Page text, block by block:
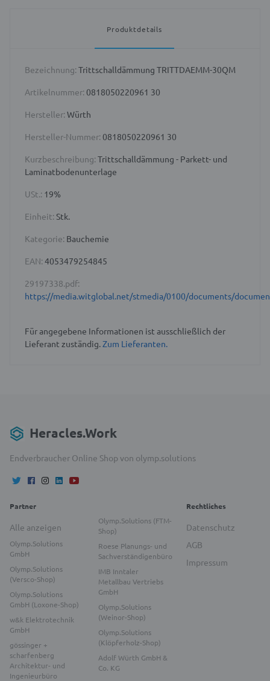
Produktdetails
Bezeichnung: Trittschalldämmung TRITTDAEMM-30QM
Artikelnummer: 0818050220961 30
Hersteller: Würth
Hersteller-Nummer: 0818050220961 30
Kurzbeschreibung: Trittschalldämmung - Parkett- und
Laminatbodenunterlage
USt.: 19%
Einheit: Stk.
Kategorie: Bauchemie
EAN: 4053479254845
29197338.pdf:
https://media.witglobal.net/stmedia/0100/documents/
Für angegebene Informationen ist ausschließlich der
Lieferant zuständig. Zum Lieferanten.
Heracles.Work
Endverbraucher Online Shop von olymp.solutions
Partner
Alle anzeigen
Olymp.Solutions
GmbH
Olymp.Solutions
(Versco-Shop)
Olymp.Solutions
GmbH (Loxone-Shop)
w&k Elektrotechnik
GmbH
gössinger +
scharfenberg
Architektur- und
Ingenieurbüro
Olymp.Solutions (FTM-
Shop)
Roese Planungs- und
Sachverständigenbüro
IMB Inntaler
Metallbau Vertriebs
GmbH
Olymp.Solutions
(Weinor-Shop)
Olymp.Solutions
(Klöpferholz-Shop)
Adolf Würth GmbH &
Co. KG
Rechtliches
Datenschutz
AGB
Impressum